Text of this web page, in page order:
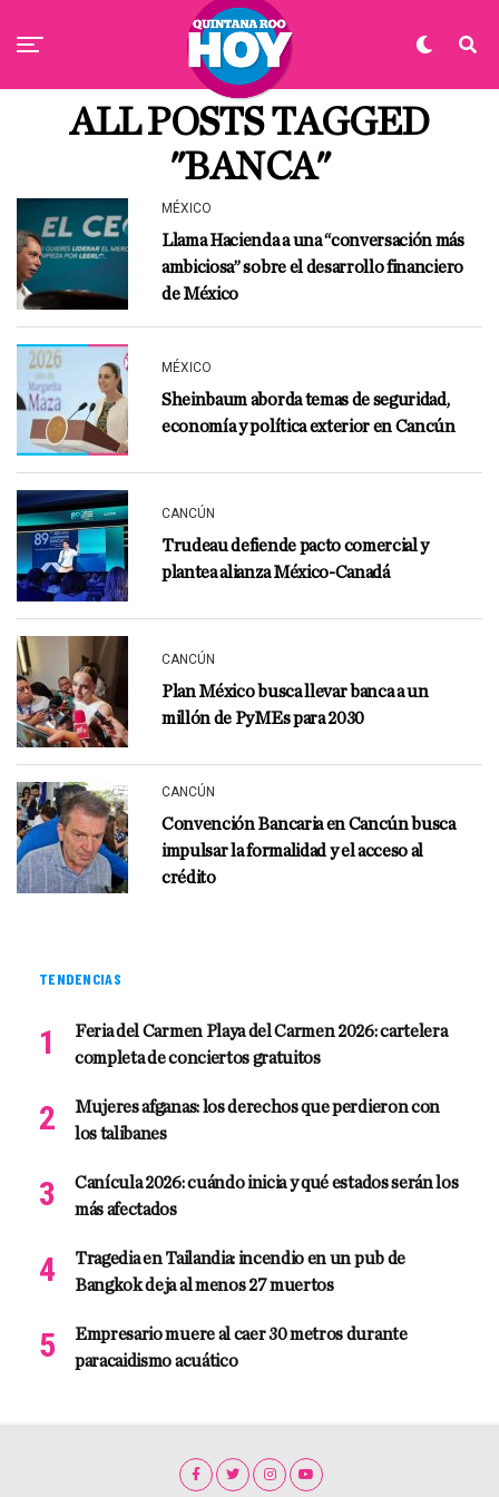
ALL POSTS TAGGED
"BANCA"
MÉXICO
Llama Hacienda a una “conversación más
ambiciosa” sobre el desarrollo financiero
de México
MÉXICO
Sheinbaum aborda temas de seguridad,
economía y política exterior en Cancún
CANCÚN
Trudeau defiende pacto comercial y
plantea alianza México-Canadá
CANCÚN
Plan México busca llevar banca a un
millón de PyMEs para 2030
CANCÚN
Convención Bancaria en Cancún busca
impulsar la formalidad y el acceso al
crédito
TENDENCIAS
Feria del Carmen Playa del Carmen 2026: cartelera
completa de conciertos gratuitos
Mujeres afganas: los derechos que perdieron con
los talibanes
Canícula 2026: cuándo inicia y qué estados serán los
más afectados
Tragedia en Tailandia: incendio en un pub de
Bangkok deja al menos 27 muertos
Empresario muere al caer 30 metros durante
paracaidismo acuático